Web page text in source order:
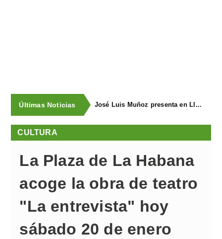
Últimas Noticias José Luis Muñoz presenta en Llanegra "Libertad" y el libro homenaje "El corredor de fondo"
CULTURA
La Plaza de La Habana
acoge la obra de teatro
"La entrevista" hoy
sábado 20 de enero